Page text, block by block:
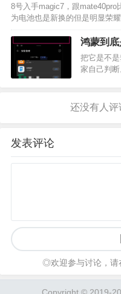
8号入手magic7，跟
为电池也是新换的但是明显荣
下半年开始卡的不行，实在受
纹反应灵敏很多。 缺点：…
鸿蒙到底
把它是不
家自己判
器，依靠的
在网上…
发表评论
◎欢迎参与讨论，请